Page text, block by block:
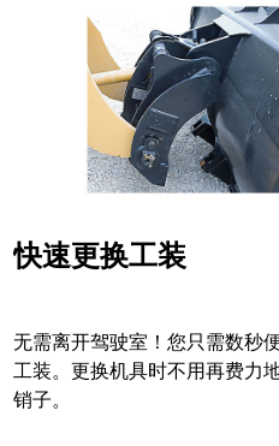
快速更换工装
无需离开驾驶室！您只需数秒
工装。更换机具时不用再费力
销子。